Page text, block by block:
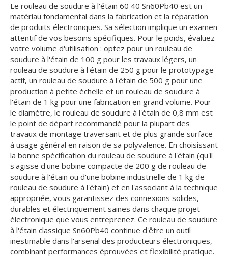
Le rouleau de soudure à l'étain 60 40 Sn60Pb40 est un
matériau fondamental dans la fabrication et la réparation
de produits électroniques. Sa sélection implique un examen
attentif de vos besoins spécifiques. Pour le poids, évaluez
votre volume d'utilisation : optez pour un rouleau de
soudure à l'étain de 100 g pour les travaux légers, un
rouleau de soudure à l'étain de 250 g pour le prototypage
actif, un rouleau de soudure à l'étain de 500 g pour une
production à petite échelle et un rouleau de soudure à
l'étain de 1 kg pour une fabrication en grand volume. Pour
le diamètre, le rouleau de soudure à l'étain de 0,8 mm est
le point de départ recommandé pour la plupart des
travaux de montage traversant et de plus grande surface
à usage général en raison de sa polyvalence. En choisissant
la bonne spécification du rouleau de soudure à l'étain (qu'il
s'agisse d'une bobine compacte de 200 g de rouleau de
soudure à l'étain ou d'une bobine industrielle de 1 kg de
rouleau de soudure à l'étain) et en l'associant à la technique
appropriée, vous garantissez des connexions solides,
durables et électriquement saines dans chaque projet
électronique que vous entreprenez. Ce rouleau de soudure
à l'étain classique Sn60Pb40 continue d'être un outil
inestimable dans l'arsenal des producteurs électroniques,
combinant performances éprouvées et flexibilité pratique.